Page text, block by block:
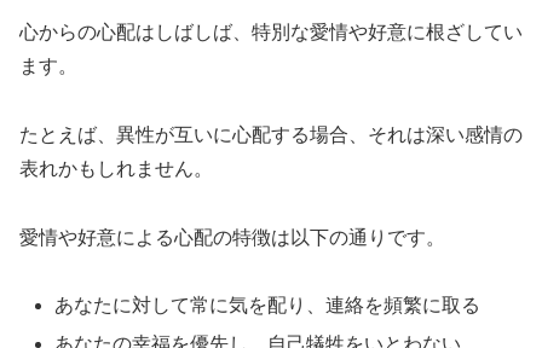
心からの心配はしばしば、特別な愛情や好意に根ざしてい
ます。
たとえば、異性が互いに心配する場合、それは深い感情の
表れかもしれません。
愛情や好意による心配の特徴は以下の通りです。
あなたに対して常に気を配り、連絡を頻繁に取る
あなたの幸福を優先し、自己犠牲をいとわない